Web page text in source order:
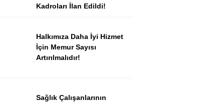
Kadroları İlan Edildi!
Halkımıza Daha İyi Hizmet
İçin Memur Sayısı
Artırılmalıdır!
Sağlık Çalışanlarının